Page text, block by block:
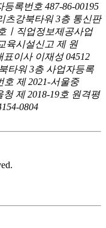
록번호 487-86-00195
츠강북타워 3층 통신판
ㅣ직업정보제공사업
육시설신고 제 원
표이사 이재성 04512
타워 3층 사업자등록
호 제 2021-서울중
제 2018-19호 원격평
0804